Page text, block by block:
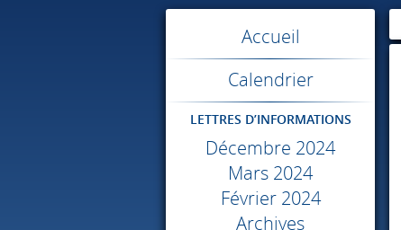
Accueil
Calendrier
LETTRES D’INFORMATIONS
Décembre 2024
Mars 2024
Février 2024
Archives